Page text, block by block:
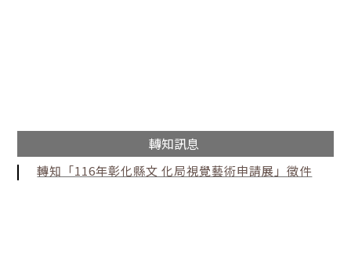
轉知訊息
轉知「116年彰化縣文 化局視覺藝術申請展」徵件